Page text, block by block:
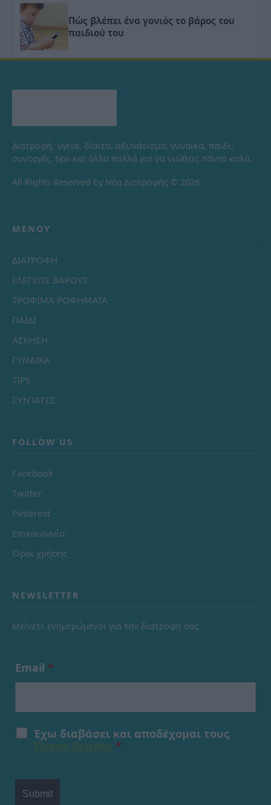
Πώς βλέπει ένα γονιός το βάρος του
παιδιού του
Διατροφή, υγεία, δίαιτα, αδυνάτισμα, γυναίκα, παιδί,
συνταγές, tips και άλλα πολλά για να νιώθεις πάντα καλά.
All Rights Reserved by Νέα Διατροφής © 2026
ΜΕΝΟΎ
ΔΙΑΤΡΟΦΗ
ΕΛΕΓΧΟΣ ΒΑΡΟΥΣ
ΤΡΟΦΙΜΑ ΡΟΦΗΜΑΤΑ
ΠΑΙΔΙ
ΑΣΚΗΣΗ
ΓΥΝΑΙΚΑ
TIPS
ΣΥΝΤΑΓΕΣ
FOLLOW US
Facebook
Twitter
Pinterest
Επικοινωνία
Όροι χρήσης
NEWSLETTER
Μείνετε ενημερώμενοι για την διατροφή σας
Email *
Έχω διαβάσει και αποδέχομαι τους
*